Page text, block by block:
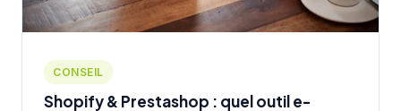
CONSEIL
Shopify & Prestashop : quel outil e-